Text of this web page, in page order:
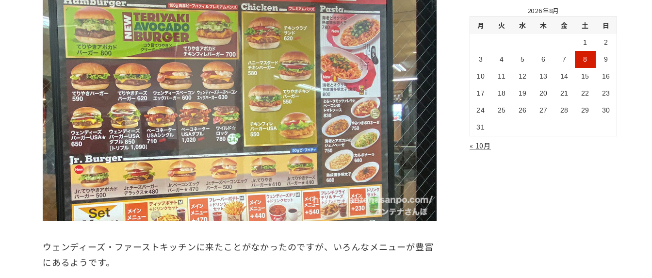
ウェンディーズ・ファーストキッチンに来たことがなかったのですが、いろんなメニューが豊富
にあるようです。
2026年8月
月 火 水 木 金 土 日
1 2
3 4 5 6 7 8 9
10 11 12 13 14 15 16
17 18 19 20 21 22 23
24 25 26 27 28 29 30
31
« 10月